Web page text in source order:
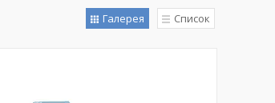
Галерея Список